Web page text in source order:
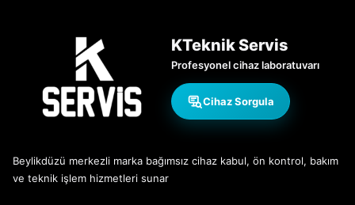
KTeknik Servis
Profesyonel cihaz laboratuvarı
Cihaz Sorgula
Beylikdüzü merkezli marka bağımsız cihaz kabul, ön kontrol, bakım
ve teknik işlem hizmetleri sunar